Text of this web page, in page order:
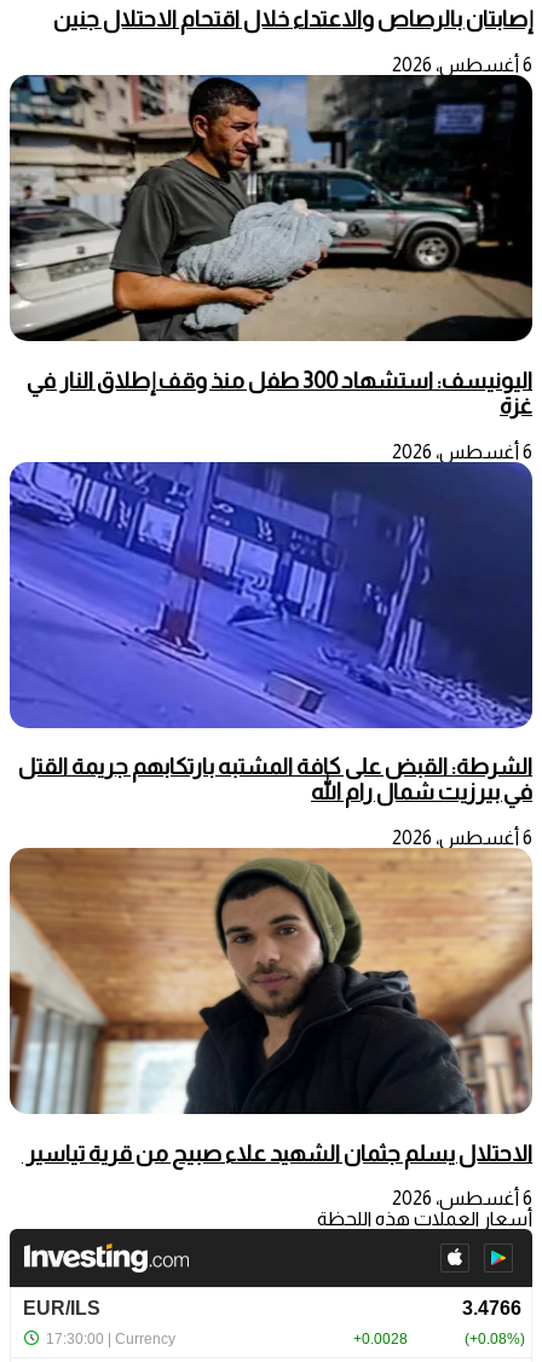
إصابتان بالرصاص والاعتداء خلال اقتحام الاحتلال جنين
6 أغسطس، 2026
اليونيسف: استشهاد 300 طفل منذ وقف إطلاق النار في
غزة
6 أغسطس، 2026
الشرطة: القبض على كافة المشتبه بارتكابهم جريمة القتل
في بيرزيت شمال رام الله
6 أغسطس، 2026
الاحتلال يسلم جثمان الشهيد علاء صبيح من قرية تياسير
6 أغسطس، 2026
أسعار العملات هذه اللحظة